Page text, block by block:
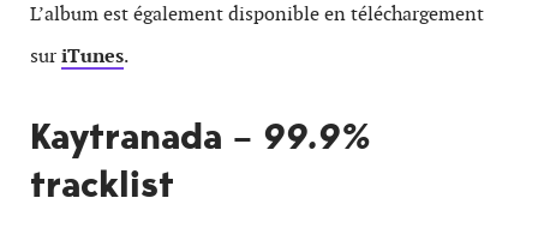
L’album est également disponible en téléchargement
suriTunes.
Kaytranada – 99.9%
tracklist